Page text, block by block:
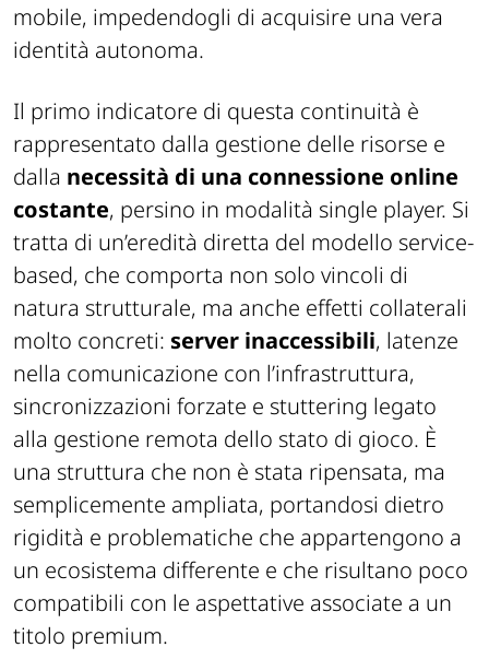
mobile, impedendogli di acquisire una vera
identità autonoma.
Il primo indicatore di questa continuità è
rappresentato dalla gestione delle risorse e
dalla necessità di una connessione online
costante, persino in modalità single player. Si
tratta di un’eredità diretta del modello service-
based, che comporta non solo vincoli di
natura strutturale, ma anche effetti collaterali
molto concreti: server inaccessibili, latenze
nella comunicazione con l’infrastruttura,
sincronizzazioni forzate e stuttering legato
alla gestione remota dello stato di gioco. È
una struttura che non è stata ripensata, ma
semplicemente ampliata, portandosi dietro
rigidità e problematiche che appartengono a
un ecosistema differente e che risultano poco
compatibili con le aspettative associate a un
titolo premium.